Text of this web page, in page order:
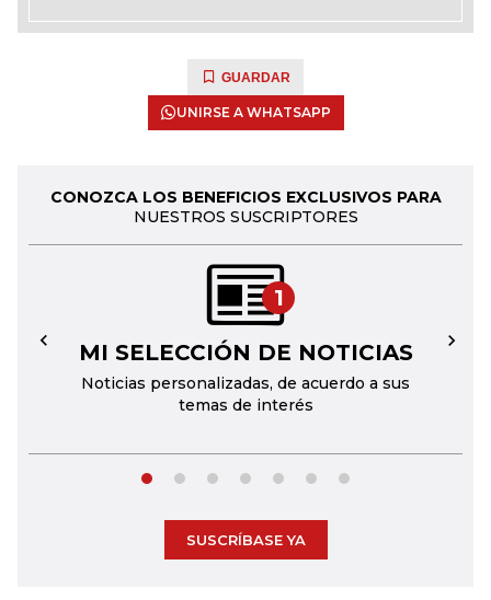
GUARDAR
UNIRSE A WHATSAPP
CONOZCA LOS BENEFICIOS EXCLUSIVOS PARA
NUESTROS SUSCRIPTORES
1
MI SELECCIÓN DE NOTICIAS
Noticias personalizadas, de acuerdo a sus
temas de interés
← →
SUSCRÍBASE YA